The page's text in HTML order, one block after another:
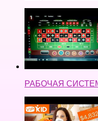
РАБОЧАЯ